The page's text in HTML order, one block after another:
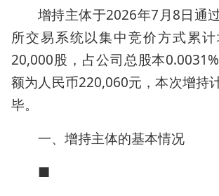
增持主体于2026年7月8日通
所交易系统以集中竞价方式累
20,000股，占公司总股本
额为人民币220,060元，本次增持
毕。
一、增持主体的基本情况
■